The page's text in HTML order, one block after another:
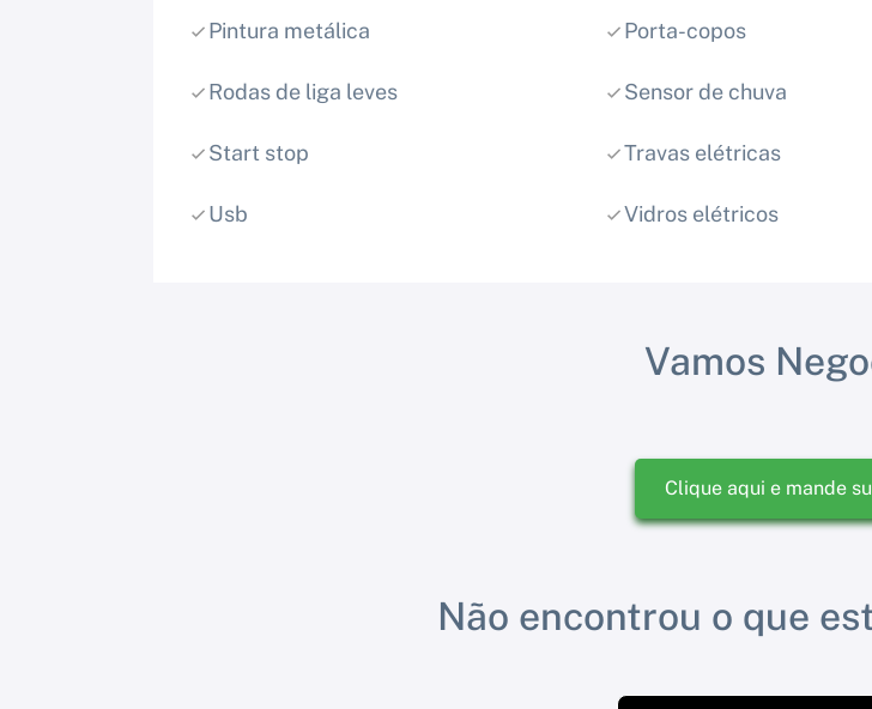
Pintura metálica Porta-copos
Rodas de liga leves Sensor de chuva
Start stop Travas elétricas
Usb Vidros elétricos
Vamos
Clique aqui e mande
Não encontrou o que